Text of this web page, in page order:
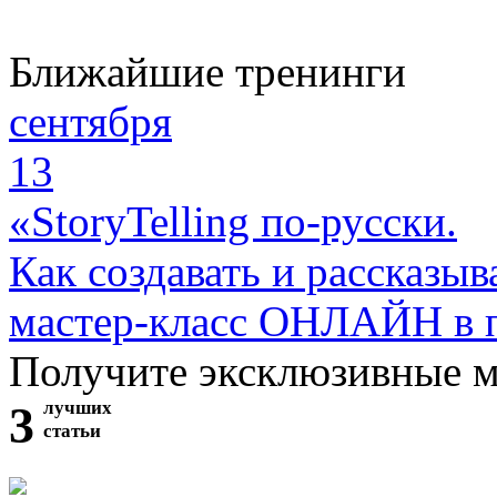
Ближайшие тренинги
сентября
13
«StoryTelling по-русски.
Как создавать и
мастер-класс ОНЛАЙН в
Получите эксклюзивные
3 лучших
статьи